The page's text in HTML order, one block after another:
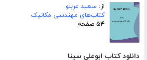
از: سعید عربلو
کتاب‌های مهندسی مکانیک
۵۴ صفحه
دانلود کتاب ابوعلی سینا